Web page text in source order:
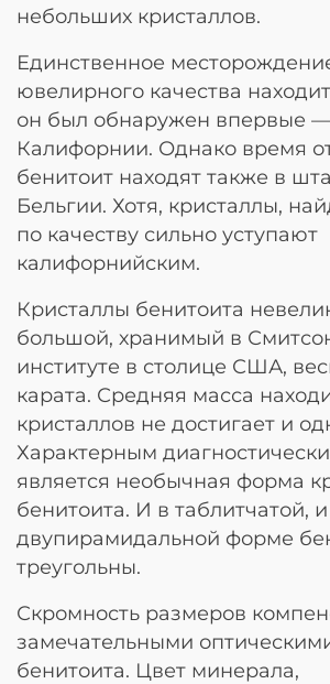
небольших кристаллов.
Единственное
ювелирного качества
он был обнаружен впервые
Калифорнии. Однако время
бенитоит находят также в
Бельгии. Хотя, кристаллы,
по качеству сильно уступают
калифорнийским.
Кристаллы бенитоита
большой, хранимый в
институте в столице США,
карата. Средняя масса
кристаллов не достигает и
Характерным
является необычная форма
бенитоита. И в таблитчатой,
двупирамидальной форме
треугольны.
Скромность размеров
замечательными
бенитоита. Цвет минерала,